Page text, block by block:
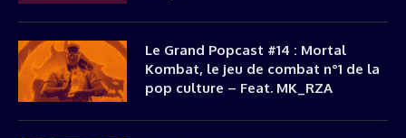
Le Grand Popcast #14 : Mortal
Kombat, le jeu de combat n°1 de la
pop culture – Feat. MK_RZA